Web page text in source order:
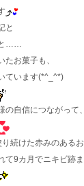
と
と……
たお菓子も、
ています(*^_^*)
の自信につながって
続けた赤みのある
て9カ月でニキビ跡